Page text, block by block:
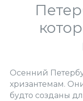
Осенний
хризантемам.
будто созданы